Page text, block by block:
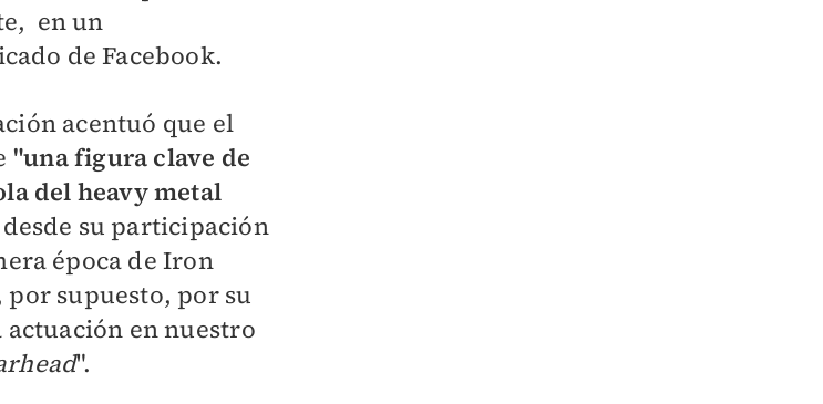
en un
de Facebook.
acentuó que el
"una figura clave de
del heavy metal
desde su participación
época de Iron
por supuesto, por su
actuación en nuestro
".